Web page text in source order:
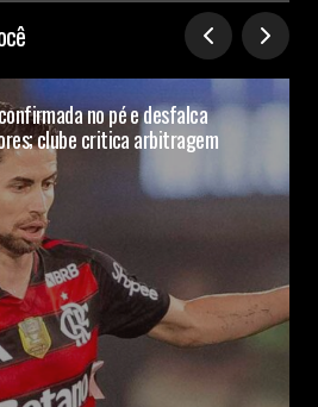
no pé e desfalca
clube critica arbitragem